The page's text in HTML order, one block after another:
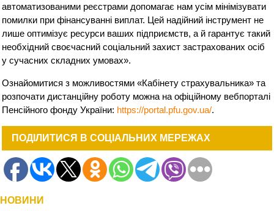
автоматизованими реєстрами допомагає нам усім мінімізувати
помилки при фінансуванні виплат. Цей надійний інструмент не
лише оптимізує ресурси ваших підприємств, а й гарантує такий
необхідний своєчасний соціальний захист застрахованих осіб
у сучасних складних умовах».
Ознайомитися з можливостями «Кабінету страхувальника» та
розпочати дистанційну роботу можна на офіційному вебпорталі
Пенсійного фонду України: https://portal.pfu.gov.ua/.
ПОДІЛИТИСЯ В СОЦІАЛЬНИХ МЕРЕЖАХ
НОВИНИ